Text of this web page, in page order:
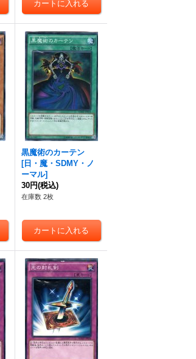
黒魔術のカーテン
[日・魔・SDMY・ノ
ーマル]
30円(税込)
在庫数 2枚